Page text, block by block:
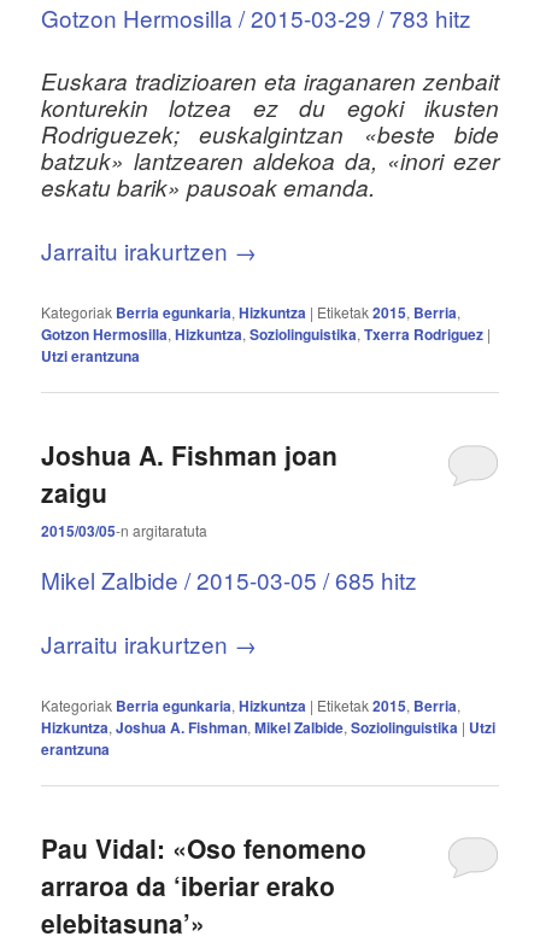
Gotzon Hermosilla / 2015-03-29 / 783 hitz
Euskara tradizioaren eta iraganaren zenbait
konturekin lotzea ez du egoki ikusten
Rodriguezek; euskalgintzan «beste bide
batzuk» lantzearen aldekoa da, «inori ezer
eskatu barik» pausoak emanda.
Jarraitu irakurtzen →
Kategoriak Berria egunkaria,Hizkuntza | Etiketak2015, Berria,
Gotzon Hermosilla,Hizkuntza,Soziolinguistika,Txerra Rodriguez |
Utzi erantzuna
Joshua A. Fishman joan
zaigu
2015/03/05-nargitaratuta
Mikel Zalbide / 2015-03-05 / 685 hitz
Jarraitu irakurtzen →
Kategoriak Berria egunkaria,Hizkuntza | Etiketak2015, Berria,
Hizkuntza,Joshua A. Fishman,Mikel Zalbide,Soziolinguistika | Utzi
erantzuna
Pau Vidal: «Oso fenomeno
arraroa da ‘iberiar erako
elebitasuna’»